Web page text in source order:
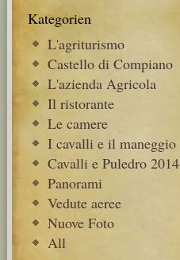
Kategorien
L'agriturismo
Castello di Compiano
L'azienda Agricola
Il ristorante
Le camere
I cavalli e il maneggio
Cavalli e Puledro 2014
Panorami
Vedute aeree
Nuove Foto
All